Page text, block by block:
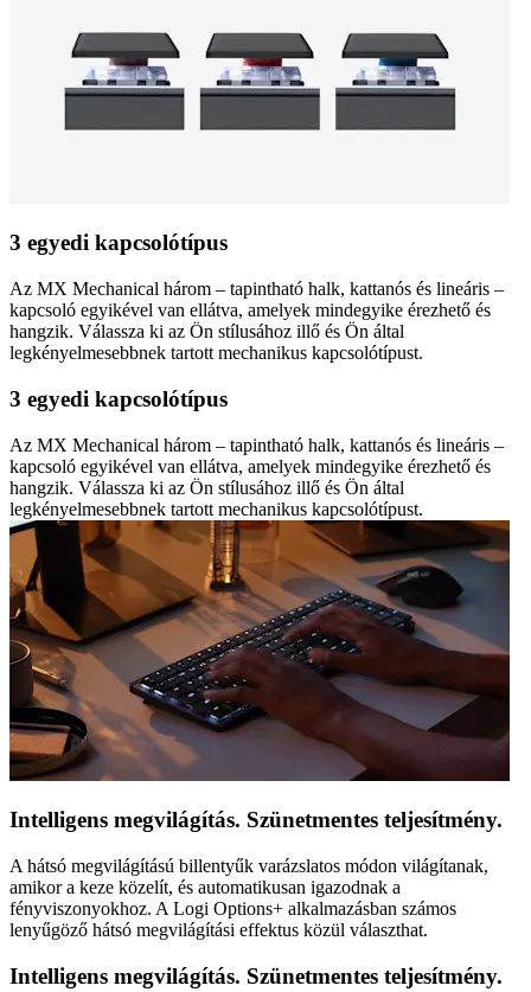
3 egyedi kapcsolótípus
Az MX Mechanical három – tapintható halk, kattanós és lineáris –
kapcsoló egyikével van ellátva, amelyek mindegyike érezhető és
hangzik. Válassza ki az Ön stílusához illő és Ön által
legkényelmesebbnek tartott mechanikus kapcsolótípust.
3 egyedi kapcsolótípus
Az MX Mechanical három – tapintható halk, kattanós és lineáris –
kapcsoló egyikével van ellátva, amelyek mindegyike érezhető és
hangzik. Válassza ki az Ön stílusához illő és Ön által
legkényelmesebbnek tartott mechanikus kapcsolótípust.
Intelligens megvilágítás. Szünetmentes teljesítmény.
A hátsó megvilágítású billentyűk varázslatos módon világítanak,
amikor a keze közelít, és automatikusan igazodnak a
fényviszonyokhoz. A Logi Options+ alkalmazásban számos
lenyűgöző hátsó megvilágítási effektus közül választhat.
Intelligens megvilágítás. Szünetmentes teljesítmény.